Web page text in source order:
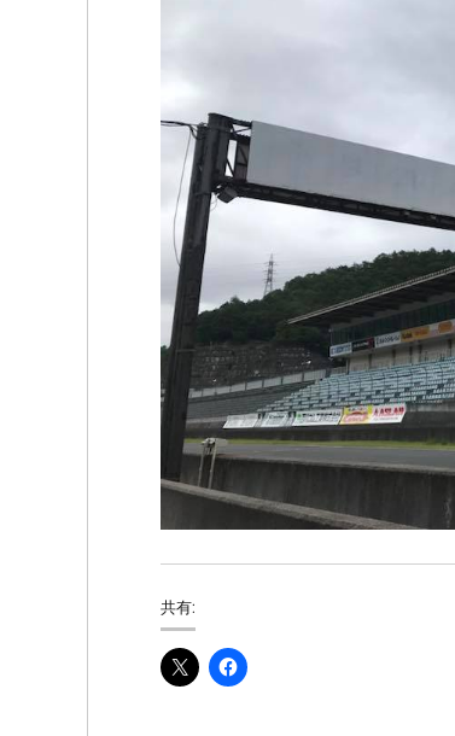
共有: